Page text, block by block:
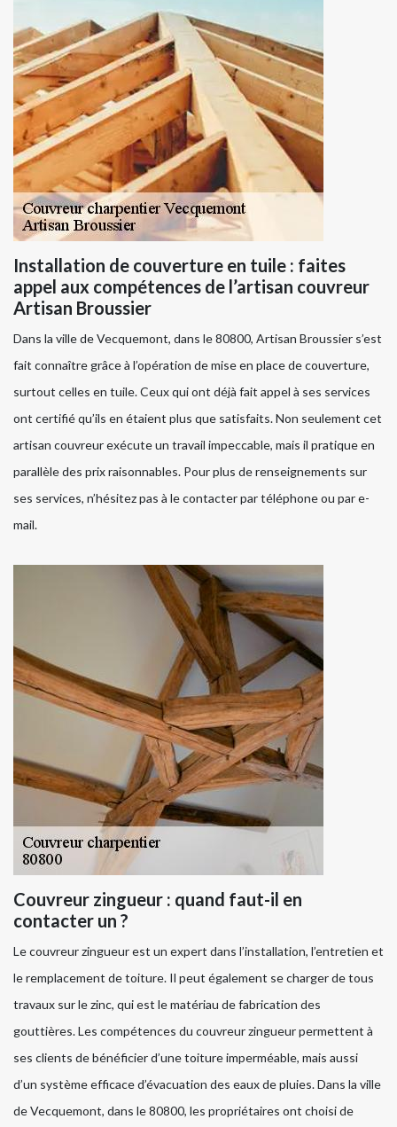
Installation de couverture en tuile : faites
appel aux compétences de l’artisan couvreur
Artisan Broussier
Dans la ville de Vecquemont, dans le 80800, Artisan Broussier s’est
fait connaître grâce à l’opération de mise en place de couverture,
surtout celles en tuile. Ceux qui ont déjà fait appel à ses services
ont certifié qu’ils en étaient plus que satisfaits. Non seulement cet
artisan couvreur exécute un travail impeccable, mais il pratique en
parallèle des prix raisonnables. Pour plus de renseignements sur
ses services, n’hésitez pas à le contacter par téléphone ou par e-
mail.
Couvreur zingueur : quand faut-il en
contacter un ?
Le couvreur zingueur est un expert dans l’installation, l’entretien et
le remplacement de toiture. Il peut également se charger de tous
travaux sur le zinc, qui est le matériau de fabrication des
gouttières. Les compétences du couvreur zingueur permettent à
ses clients de bénéficier d’une toiture imperméable, mais aussi
d’un système efficace d’évacuation des eaux de pluies. Dans la ville
de Vecquemont, dans le 80800, les propriétaires ont choisi de